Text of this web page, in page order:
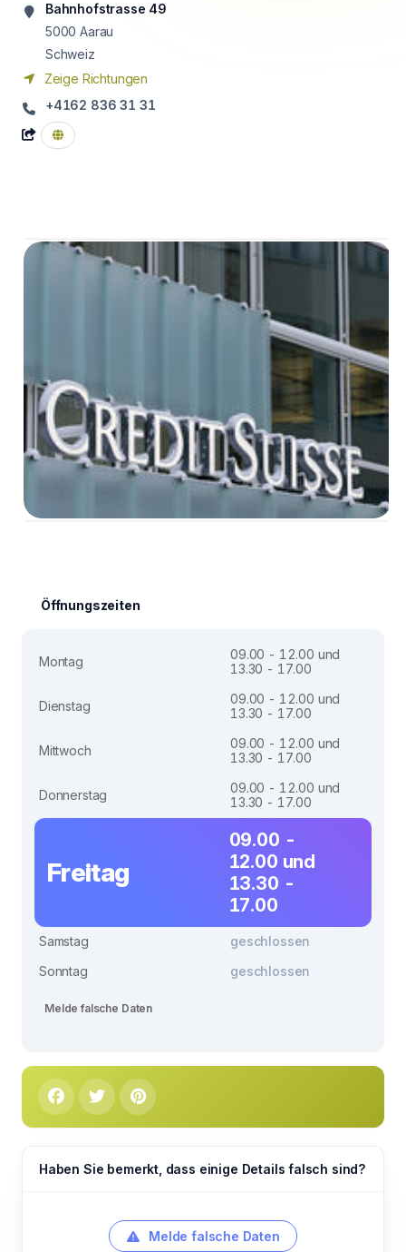
Bahnhofstrasse 49
5000 Aarau
Schweiz
Zeige Richtungen
+4162 836 31 31
Öffnungszeiten
Montag
09.00 - 12.00 und
13.30 - 17.00
Dienstag
09.00 - 12.00 und
13.30 - 17.00
Mittwoch
09.00 - 12.00 und
13.30 - 17.00
Donnerstag
09.00 - 12.00 und
13.30 - 17.00
Freitag
09.00 -
12.00 und
13.30 -
17.00
Samstag
geschlossen
Sonntag
geschlossen
Melde falsche Daten
Haben Sie bemerkt, dass einige Details falsch sind?
Melde falsche Daten